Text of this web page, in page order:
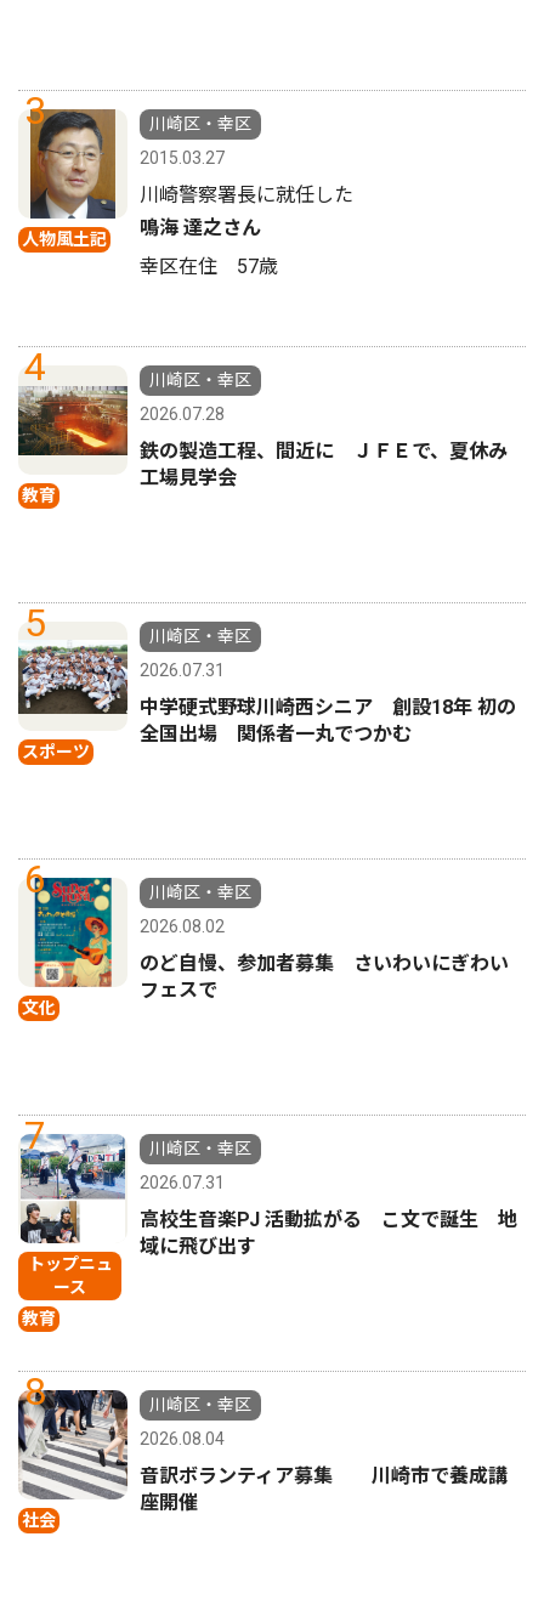
3
人物風土記
川崎区・幸区
2015.03.27
川崎警察署長に就任した
鳴海 達之さん
幸区在住 57歳
4
教育
川崎区・幸区
2026.07.28
鉄の製造工程、間近に ＪＦＥで、夏休み
工場見学会
5
スポーツ
川崎区・幸区
2026.07.31
中学硬式野球川崎西シニア 創設18年 初の
全国出場 関係者一丸でつかむ
6
文化
川崎区・幸区
2026.08.02
のど自慢、参加者募集 さいわいにぎわい
フェスで
7
トップニュ
ース
教育
川崎区・幸区
2026.07.31
高校生音楽PJ 活動拡がる こ文で誕生 地
域に飛び出す
8
社会
川崎区・幸区
2026.08.04
音訳ボランティア募集 川崎市で養成講
座開催